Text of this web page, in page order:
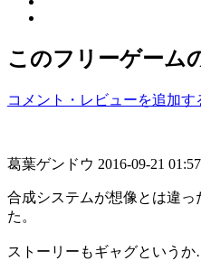
このフリーゲーム
コメント・レビューを追加す
葛葉ゲンドウ 2016-09-21
合成システムが想像とは違
た。
ストーリーもギャグという